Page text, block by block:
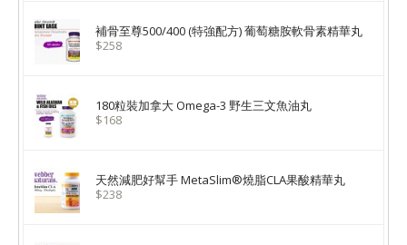
補骨至尊500/400 (特強配方) 葡萄糖胺軟骨素精華丸
$258
180粒裝加拿大 Omega-3 野生三文魚油丸
$168
天然減肥好幫手 MetaSlim®燒脂CLA果酸精華丸
$238